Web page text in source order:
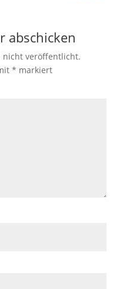
abschicken
nicht veröffentlicht.
* markiert